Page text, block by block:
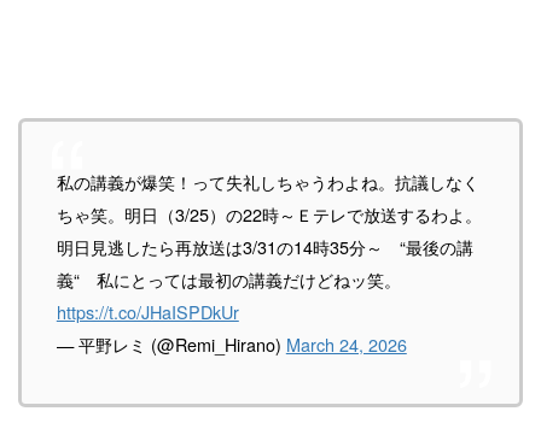
私の講義が爆笑！って失礼しちゃうわよね。抗議しなく
ちゃ笑。明日（3/25）の22時～Ｅテレで放送するわよ。
明日見逃したら再放送は3/31の14時35分～ “最後の講
義“ 私にとっては最初の講義だけどねッ笑。
https://t.co/JHaISPDkUr
— 平野レミ (@Remi_Hirano) March 24, 2026